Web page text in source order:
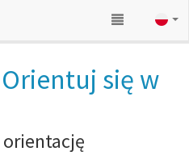
się w
orientację